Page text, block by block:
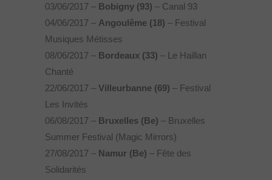
03/06/2017 – Bobigny (93) – Canal 93
04/06/2017 – Angoulême (18) – Festival
Musiques Métisses
08/06/2017 – Bordeaux (33) – Le Haillan
Chanté
22/06/2017 – Villeurbanne (69) – Festival
Les Invités
06/08/2017 – Bruxelles (Be) – Bruxelles
Summer Festival (Magic Mirrors)
27/08/2017 – Namur (Be) – Fête des
Solidarités